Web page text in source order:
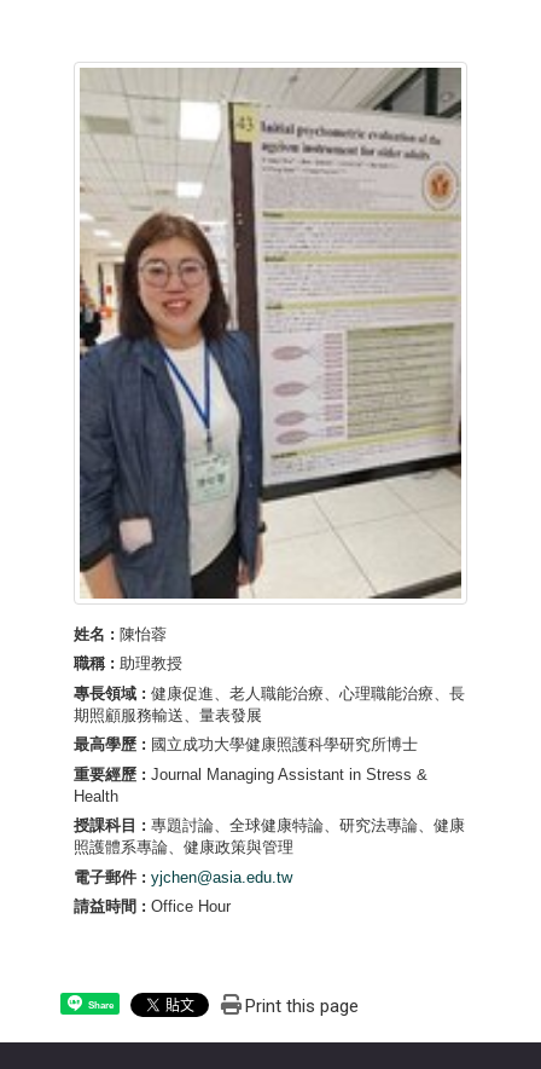
姓名 : 陳怡蓉
職稱 : 助理教授
專長領域 : 健康促進、老人職能治療、心理職能治療、長
期照顧服務輸送、量表發展
最高學歷 : 國立成功大學健康照護科學研究所博士
重要經歷 : Journal Managing Assistant in Stress &
Health
授課科目 : 專題討論、全球健康特論、研究法專論、健康
照護體系專論、健康政策與管理
電子郵件 : yjchen@asia.edu.tw
請益時間 : Office Hour
Share Print this page